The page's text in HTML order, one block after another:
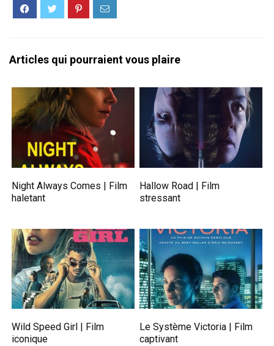
Articles qui pourraient vous plaire
Night Always Comes | Film
haletant
Hallow Road | Film
stressant
Wild Speed Girl | Film
iconique
Le Système Victoria | Film
captivant